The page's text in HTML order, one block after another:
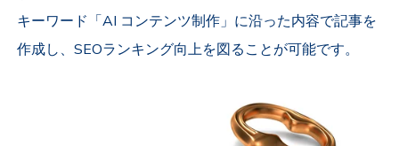
キーワード「AI コンテンツ制作」に沿った内容で記事を
作成し、SEOランキング向上を図ることが可能です。